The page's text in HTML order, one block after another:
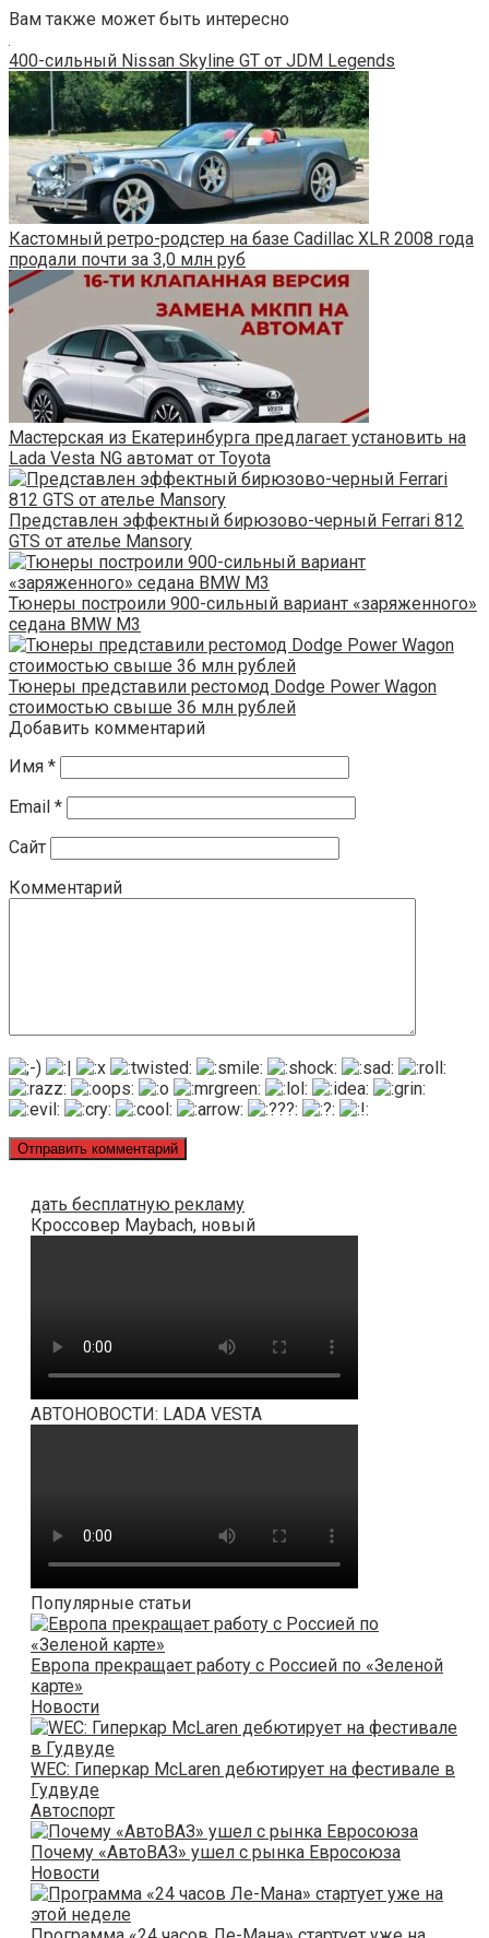
Вам также может быть интересно
400-сильный Nissan Skyline GT от JDM Legends
Кастомный ретро-родстер на базе Cadillac XLR 2008 года
продали почти за 3,0 млн руб
Мастерская из Екатеринбурга предлагает установить на
Lada Vesta NG автомат от Toyota
Представлен эффектный бирюзово-черный Ferrari 812
GTS от ателье Mansory
Тюнеры построили 900-сильный вариант «заряженного»
седана BMW M3
Тюнеры представили рестомод Dodge Power Wagon
стоимостью свыше 36 млн рублей
Добавить комментарий
Имя *
Email *
Сайт
Комментарий
дать бесплатную рекламу
Кроссовер Maybach, новый
АВТОНОВОСТИ: LADA VESTA
Популярные статьи
Европа прекращает работу с Россией по «Зеленой
карте»
Новости
WEC: Гиперкар McLaren дебютирует на фестивале в
Гудвуде
Автоспорт
Почему «АвтоВАЗ» ушел с рынка Евросоюза
Новости